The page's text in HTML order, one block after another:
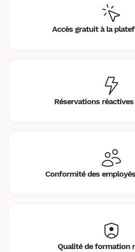
Accès gratuit à la
Réservations
Conformité des
Qualité de formation